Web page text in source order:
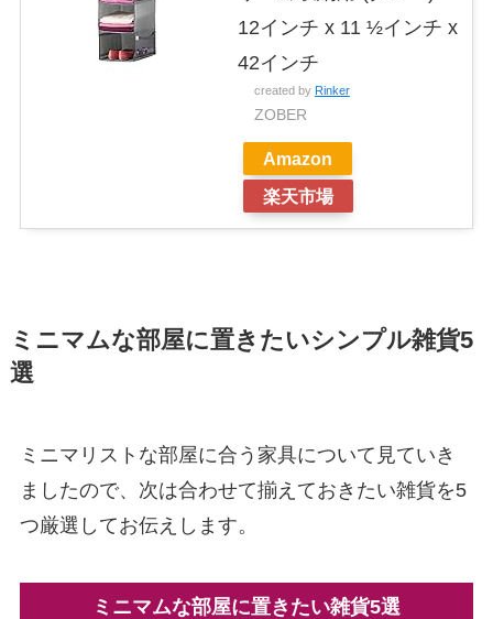
12インチ x 11 ½インチ x
42インチ
created by Rinker
ZOBER
Amazon
楽天市場
ミニマムな部屋に置きたいシンプル雑貨5
選
ミニマリストな部屋に合う家具について見ていき
ましたので、次は合わせて揃えておきたい雑貨を5
つ厳選してお伝えします。
ミニマムな部屋に置きたい雑貨5選